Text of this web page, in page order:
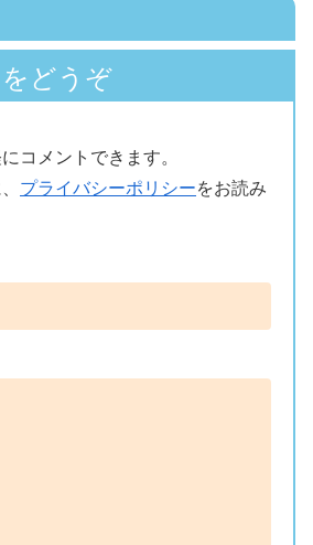
どうぞ
コメントできます。
プライバシーポリシーをお読み